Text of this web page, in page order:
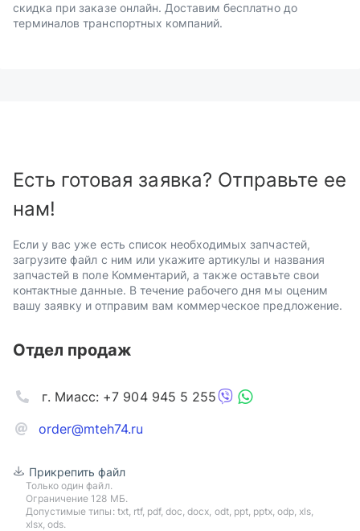
скидка при заказе онлайн. Доставим бесплатно до
терминалов транспортных компаний.
Есть готовая заявка? Отправьте ее
нам!
Если у вас уже есть список необходимых запчастей,
загрузите файл с ним или укажите артикулы и названия
запчастей в поле Комментарий, а также оставьте свои
контактные данные. В течение рабочего дня мы оценим
вашу заявку и отправим вам коммерческое предложение.
Отдел продаж
order@mteh74.ru
г. Миасс: +7 904 945 5 255
Прикрепить файл
Только один файл.
Ограничение 128 МБ.
Допустимые типы: txt, rtf, pdf, doc, docx, odt, ppt, pptx, odp, xls,
xlsx, ods.